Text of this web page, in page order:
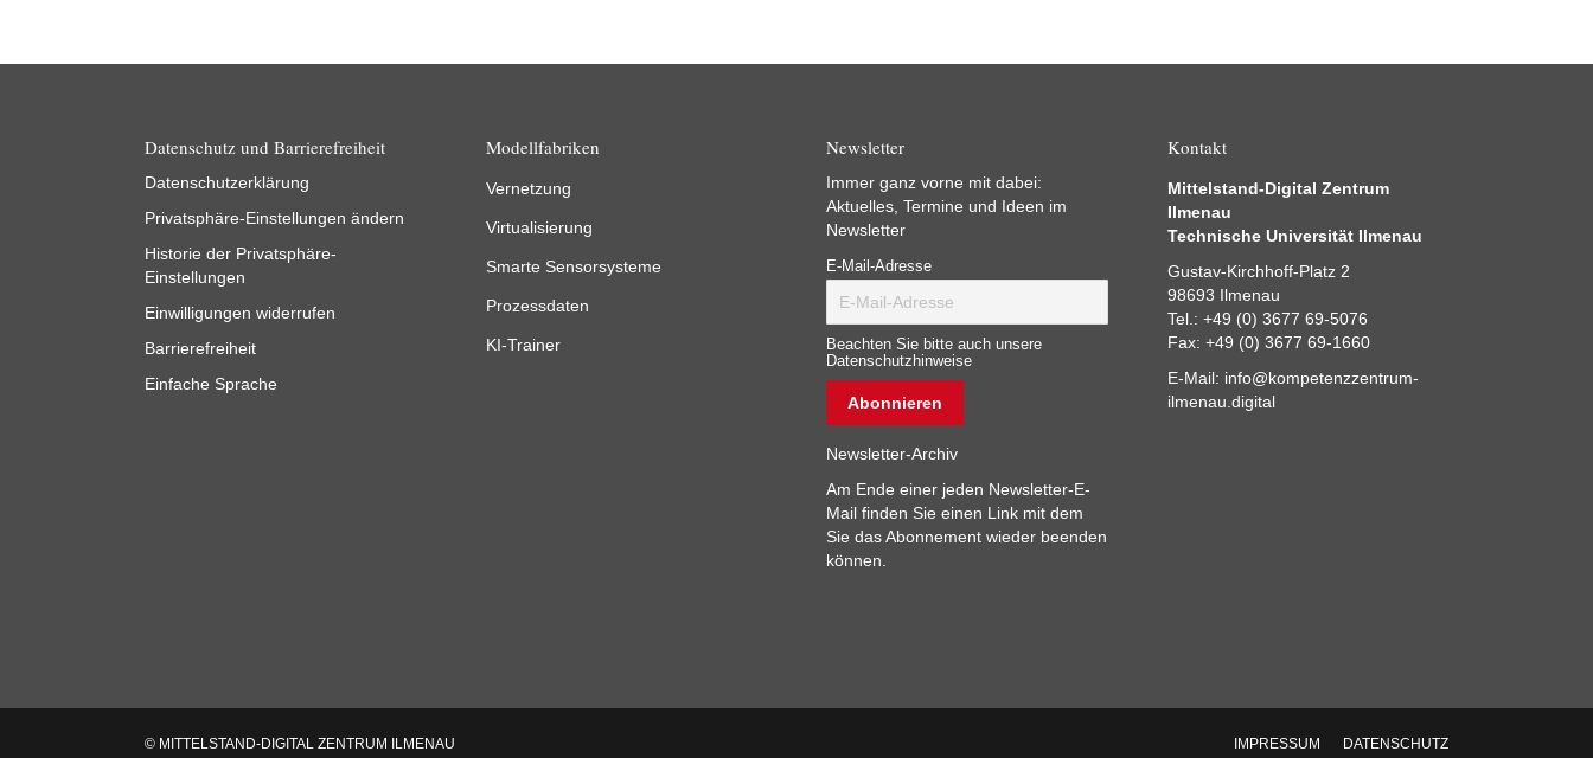
Datenschutz und Barrierefreiheit
Datenschutzerklärung
Privatsphäre-Einstellungen ändern
Historie der Privatsphäre-
Einstellungen
Einwilligungen widerrufen
Barrierefreiheit
Einfache Sprache
Modellfabriken
Vernetzung
Virtualisierung
Smarte Sensorsysteme
Prozessdaten
KI-Trainer
Newsletter
Immer ganz vorne mit dabei:
Aktuelles, Termine und Ideen im
Newsletter
E-Mail-Adresse
Beachten Sie bitte auch unsere
Datenschutzhinweise
Newsletter-Archiv
Am Ende einer jeden Newsletter-E-
Mail finden Sie einen Link mit dem
Sie das Abonnement wieder beenden
können.
Kontakt
Mittelstand-Digital Zentrum
Ilmenau
Technische Universität Ilmenau
Gustav-Kirchhoff-Platz 2
98693 Ilmenau
Tel.: +49 (0) 3677 69-5076
Fax: +49 (0) 3677 69-1660
E-Mail: info@kompetenzzentrum-
ilmenau.digital
© MITTELSTAND-DIGITAL ZENTRUM ILMENAU IMPRESSUM DATENSCHUTZ